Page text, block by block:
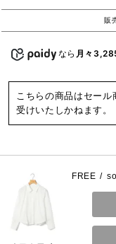
販
なら 月々
こちらの商品はセー
受けいたしかねます。
FREE